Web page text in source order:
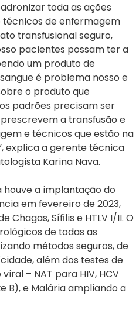
toda as ações
de enfermagem
transfusional seguro,
pacientes possam ter a
um produto de
é problema nosso e
o produto que
padrões precisam ser
a transfusão e
e técnicos que estão na
explica a gerente técnica
Karina Nava.
houve a implantação do
em fevereiro de 2023,
Chagas, Sífilis e HTLV I/II. O
de todas as
métodos seguros, de
além dos testes de
– NAT para HIV, HCV
B), e Malária ampliando a